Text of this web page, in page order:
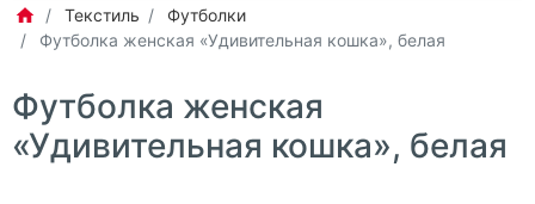
Текстиль
Футболки
Футболка женская «Удивительная кошка», белая
Футболка женская
«Удивительная кошка», белая